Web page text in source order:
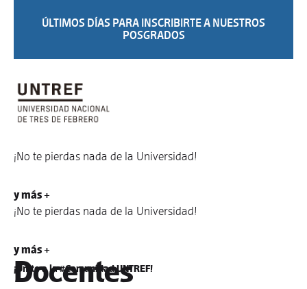
ÚLTIMOS DÍAS PARA INSCRIBIRTE A NUESTROS
POSGRADOS
¡No te pierdas nada de la Universidad!
y más +
¡No te pierdas nada de la Universidad!
y más +
¡Unite a la #Comunidad UNTREF!
Docentes